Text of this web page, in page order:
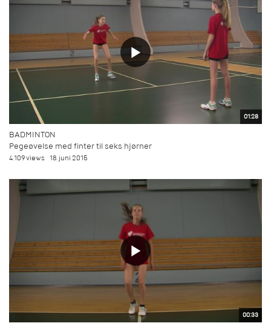
01:28
BADMINTON
Pegeøvelse med finter til seks hjørner
4.109 views 18. juni 2015
00:33